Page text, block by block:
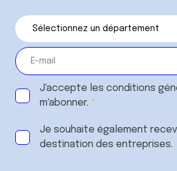
J'accepte les conditions
m'abonner.
Je souhaite également
destination des entreprises.